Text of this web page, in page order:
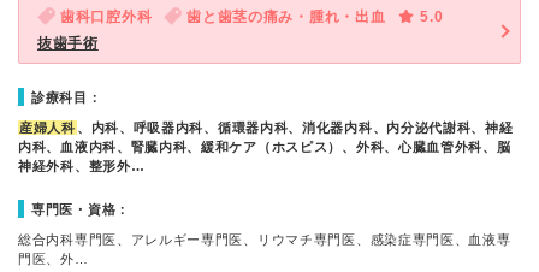
歯科口腔外科 歯と歯茎の痛み・腫れ・出血
5.0
抜歯手術
診療科目：
産婦人科 、内科、呼吸器内科、循環器内科、消化器内科、内分泌代謝科、神経
内科、血液内科、腎臓内科、緩和ケア（ホスピス）、外科、心臓血管外科、脳
神経外科、整形外…
専門医・資格：
総合内科専門医、アレルギー専門医、リウマチ専門医、感染症専門医、血液専
門医、外…